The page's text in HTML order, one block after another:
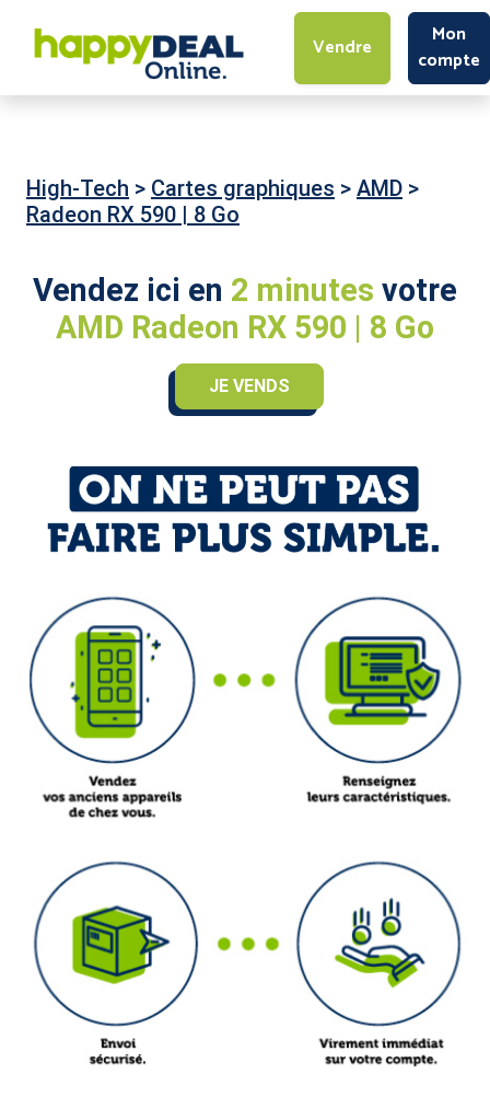
Vendre
Mon
compte
High-Tech > Cartes graphiques > AMD >
Radeon RX 590 | 8 Go
Vendez ici en 2 minutes votre
AMD Radeon RX 590 | 8 Go
JE VENDS